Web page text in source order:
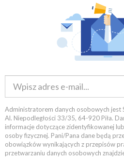
Administratorem danych osobowych jest
Al. Niepodległości 33/35, 64-920 Piła.
informacje dotyczące zidentyfikowanej
osoby fizycznej. Pani/Pana dane będą
obowiązków wynikających z przepisów
przetwarzaniu danych osobowych